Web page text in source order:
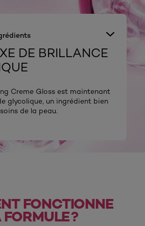
DE BRILLANCE
Creme Gloss est maintenant
glycolique, un ingrédient bien
de la peau.
FONCTIONNE
?